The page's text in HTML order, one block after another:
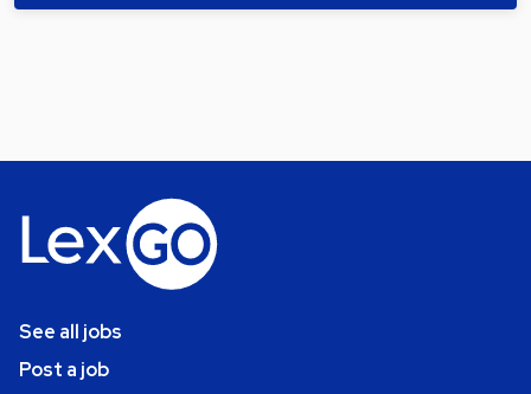
See all jobs
Post a job